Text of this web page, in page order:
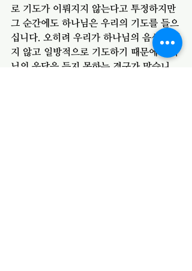
로 기도가 이뤄지지 않는다고 투정하지만
그 순간에도 하나님은 우리의 기도를 들으
십니다. 오히려 우리가 하나님의 음성을 듣
지 않고 일방적으로 기도하기 때문에 하나
님의 응답을 듣지 못하는 경구가 많습니